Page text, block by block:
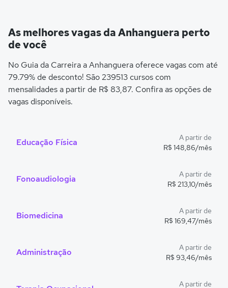
As melhores vagas da Anhanguera perto
de você
No Guia da Carreira a Anhanguera oferece vagas com até
79.79% de desconto! São 239513 cursos com
mensalidades a partir de R$ 83,87. Confira as opções de
vagas disponíveis.
Educação Física
A partir de
R$ 148,86/mês
Fonoaudiologia
A partir de
R$ 213,10/mês
Biomedicina
A partir de
R$ 169,47/mês
Administração
A partir de
R$ 93,46/mês
A partir de